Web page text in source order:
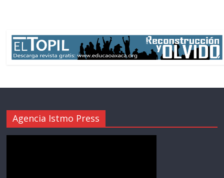
Agencia Istmo Press